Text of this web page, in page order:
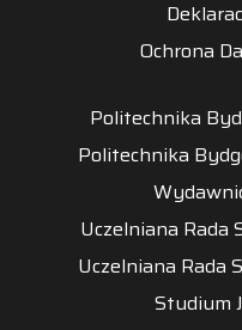
Ochrona
Politechnika
Politechnika
Uczelniana Rada
Uczelniana Rada
Studium